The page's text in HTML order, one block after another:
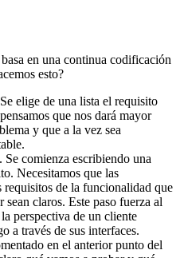
en una continua codificación
esto?
elige de una lista el requisito
que nos dará mayor
y que a la vez sea
. Se comienza escribiendo una
Necesitamos que las
requisitos de la funcionalidad que
sean claros. Este paso fuerza al
perspectiva de un cliente
a través de sus interfaces.
en el anterior punto del